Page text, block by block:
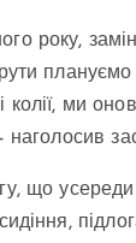
року,
колії, ми
наголосив
що